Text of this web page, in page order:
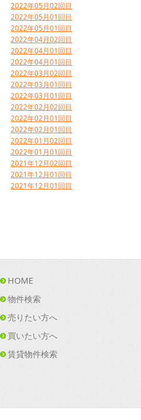
2022年05月02回目
2022年05月01回目
2022年05月01回目
2022年04月02回目
2022年04月01回目
2022年04月01回目
2022年03月02回目
2022年03月01回目
2022年03月01回目
2022年02月02回目
2022年02月01回目
2022年02月01回目
2022年01月02回目
2022年01月01回目
2021年12月02回目
2021年12月01回目
2021年12月01回目
HOME
物件検索
売りたい方へ
買いたい方へ
賃貸物件検索